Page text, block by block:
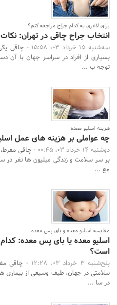
برای لاغری به کدام جراح مراجعه کنم؟
انتخاب جراح چاقی در تهران: نکات
سه‌شنبه 15 خرداد 03، 15:58 -
چاقی
بسیاری از افراد در سراسر جهان با آن
توجه ب ...
هزینه اسلیو معده
چه عواملی بر هزینه های عمل
دوشنبه 14 خرداد 03، 00:45 -
چاقی
بر سر سلامت و زندگی میلیون ها نفر در
مع ...
مقایسه اسلیو معده و بای پس معده
اسلیو معده یا بای پس معده:
است؟
پنج‌شنبه 3 خرداد 03، 12:28 -
چاقی
سلامتی در جهان، طیف وسیعی از بیماری
در سا ...